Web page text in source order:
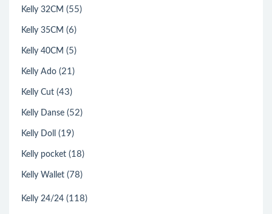
Kelly 32CM (55)
Kelly 35CM (6)
Kelly 40CM (5)
Kelly Ado (21)
Kelly Cut (43)
Kelly Danse (52)
Kelly Doll (19)
Kelly pocket (18)
Kelly Wallet (78)
Kelly 24/24 (118)